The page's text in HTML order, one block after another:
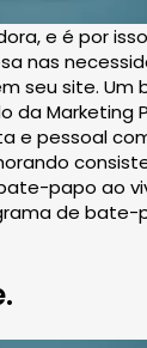
e é por
nas
site.
e pessoal
papo ao
de